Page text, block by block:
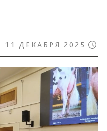
11 ДЕКАБРЯ 2025